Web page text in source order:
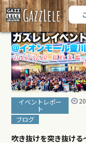
イベントレポー
ト
ブログ
吹き抜けを突き抜ける